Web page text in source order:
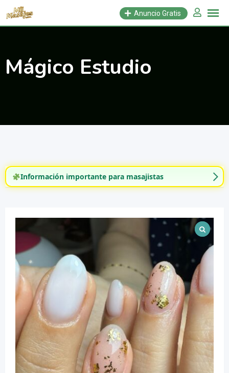
Saltar
Anuncio Gratis
Mágico Estudio
Información importante para masajistas